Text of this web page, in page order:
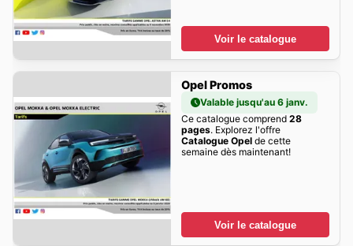
Voir le catalogue
Opel Promos
Valable jusqu'au 6 janv.
Ce catalogue comprend 28
pages. Explorez l'offre
Catalogue Opelde cette
semaine dès maintenant!
Voir le catalogue